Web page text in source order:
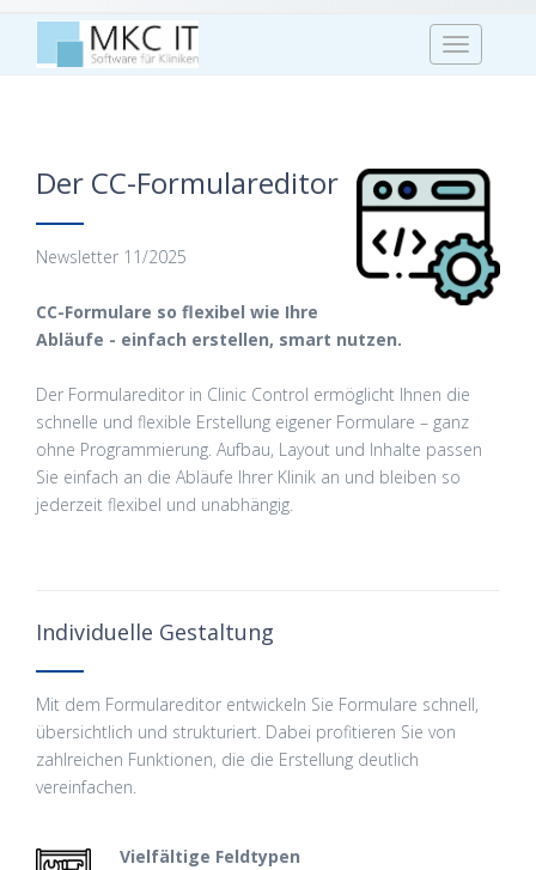
T
e
n
a
v
i
i
o
n
Der CC-Formulareditor
Newsletter 11/2025
CC-Formulare so flexibel wie Ihre
Abläufe - einfach erstellen, smart nutzen.
Der Formulareditor in Clinic Control ermöglicht Ihnen die
schnelle und flexible Erstellung eigener Formulare – ganz
ohne Programmierung. Aufbau, Layout und Inhalte passen
Sie einfach an die Abläufe Ihrer Klinik an und bleiben so
jederzeit flexibel und unabhängig.
Individuelle Gestaltung
Mit dem Formulareditor entwickeln Sie Formulare schnell,
übersichtlich und strukturiert. Dabei profitieren Sie von
zahlreichen Funktionen, die die Erstellung deutlich
vereinfachen.
Vielfältige Feldtypen